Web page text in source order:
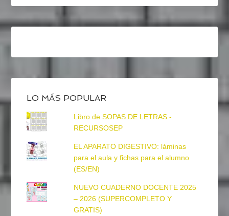
LO MÁS POPULAR
Libro de SOPAS DE LETRAS -
RECURSOSEP
EL APARATO DIGESTIVO: láminas
para el aula y fichas para el alumno
(ES/EN)
NUEVO CUADERNO DOCENTE 2025
– 2026 (SUPERCOMPLETO Y
GRATIS)